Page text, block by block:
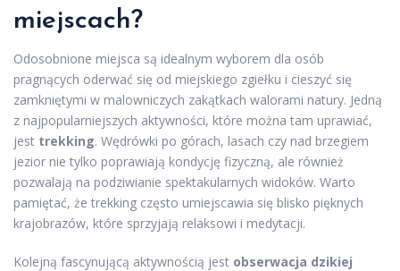
miejscach?
Odosobnione miejsca są idealnym wyborem dla osób
pragnących oderwać się od miejskiego zgiełku i cieszyć się
zamkniętymi w malowniczych zakątkach walorami natury. Jedną
z najpopularniejszych aktywności, które można tam uprawiać,
jest trekking. Wędrówki po górach, lasach czy nad brzegiem
jezior nie tylko poprawiają kondycję fizyczną, ale również
pozwalają na podziwianie spektakularnych widoków. Warto
pamiętać, że trekking często umiejscawia się blisko pięknych
krajobrazów, które sprzyjają relaksowi i medytacji.
Kolejną fascynującą aktywnością jest obserwacja dzikiej